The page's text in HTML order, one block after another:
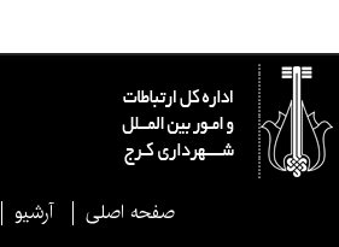
صفحه اصلی آرشیو